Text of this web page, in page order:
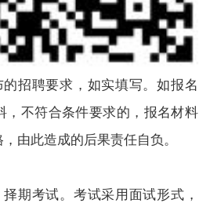
招聘要求，如实填写。如报名
，不符合条件要求的，报名材料
由此造成的后果责任自负。
期考试。考试采用面试形式，